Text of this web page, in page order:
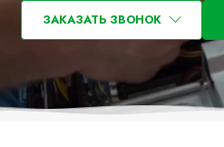
ЗАКАЗАТЬ ЗВОНОК